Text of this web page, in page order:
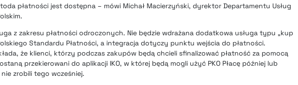
płatności jest dostępna – mówi Michał Macierzyński, dyrektor Departamentu Usług
z zakresu płatności odroczonych. Nie będzie wdrażana dodatkowa usługa typu „kup
Standardu Płatności, a integracja dotyczy punktu wejścia do płatności.
że klienci, którzy podczas zakupów będą chcieli sfinalizować płatność za pomocą
przekierowani do aplikacji IKO, w której będą mogli użyć PKO Płacę później lub
zrobili tego wcześniej.